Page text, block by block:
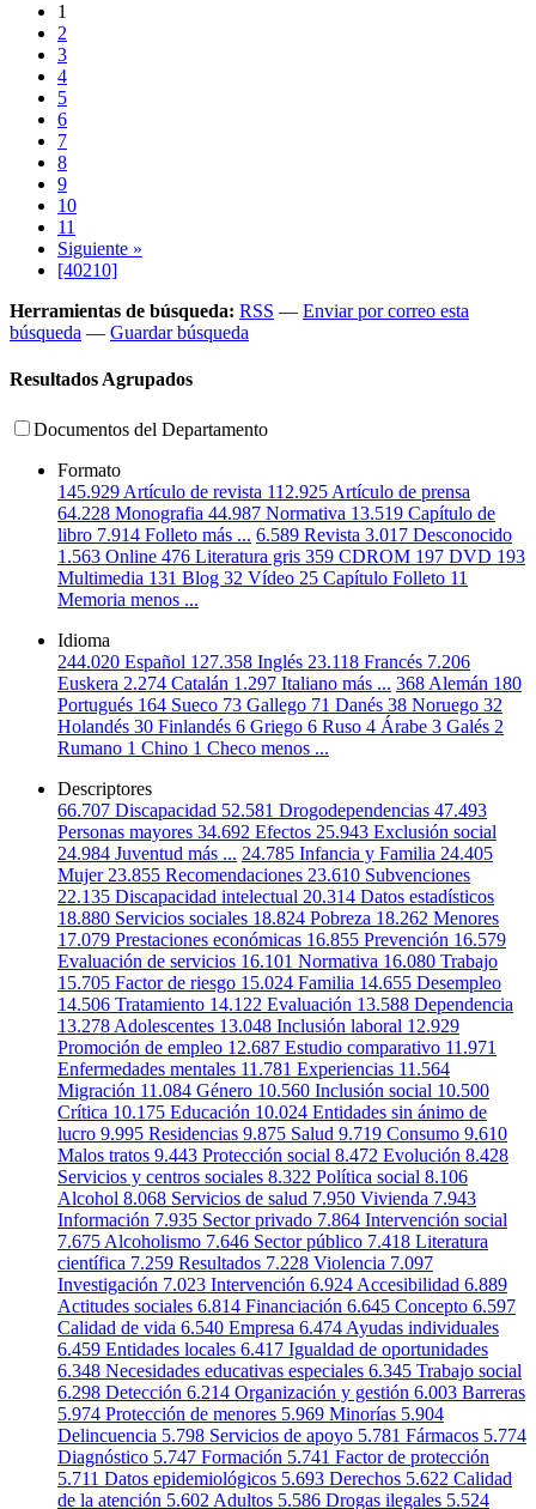
1
2
3
4
5
6
7
8
9
10
11
Siguiente »
[40210]
Herramientas de búsqueda: RSS — Enviar por correo esta
búsqueda — Guardar búsqueda
Resultados Agrupados
Documentos del Departamento
Formato
145.929 Artículo de revista 112.925 Artículo de prensa
64.228 Monografia 44.987 Normativa 13.519 Capítulo de
libro 7.914 Folleto más ... 6.589 Revista 3.017 Desconocido
1.563 Online 476 Literatura gris 359 CDROM 197 DVD 193
Multimedia 131 Blog 32 Vídeo 25 Capítulo Folleto 11
Memoria menos ...
Idioma
244.020 Español 127.358 Inglés 23.118 Francés 7.206
Euskera 2.274 Catalán 1.297 Italiano más ... 368 Alemán 180
Portugués 164 Sueco 73 Gallego 71 Danés 38 Noruego 32
Holandés 30 Finlandés 6 Griego 6 Ruso 4 Árabe 3 Galés 2
Rumano 1 Chino 1 Checo menos ...
Descriptores
66.707 Discapacidad 52.581 Drogodependencias 47.493
Personas mayores 34.692 Efectos 25.943 Exclusión social
24.984 Juventud más ... 24.785 Infancia y Familia 24.405
Mujer 23.855 Recomendaciones 23.610 Subvenciones
22.135 Discapacidad intelectual 20.314 Datos estadísticos
18.880 Servicios sociales 18.824 Pobreza 18.262 Menores
17.079 Prestaciones económicas 16.855 Prevención 16.579
Evaluación de servicios 16.101 Normativa 16.080 Trabajo
15.705 Factor de riesgo 15.024 Familia 14.655 Desempleo
14.506 Tratamiento 14.122 Evaluación 13.588 Dependencia
13.278 Adolescentes 13.048 Inclusión laboral 12.929
Promoción de empleo 12.687 Estudio comparativo 11.971
Enfermedades mentales 11.781 Experiencias 11.564
Migración 11.084 Género 10.560 Inclusión social 10.500
Crítica 10.175 Educación 10.024 Entidades sin ánimo de
lucro 9.995 Residencias 9.875 Salud 9.719 Consumo 9.610
Malos tratos 9.443 Protección social 8.472 Evolución 8.428
Servicios y centros sociales 8.322 Política social 8.106
Alcohol 8.068 Servicios de salud 7.950 Vivienda 7.943
Información 7.935 Sector privado 7.864 Intervención social
7.675 Alcoholismo 7.646 Sector público 7.418 Literatura
científica 7.259 Resultados 7.228 Violencia 7.097
Investigación 7.023 Intervención 6.924 Accesibilidad 6.889
Actitudes sociales 6.814 Financiación 6.645 Concepto 6.597
Calidad de vida 6.540 Empresa 6.474 Ayudas individuales
6.459 Entidades locales 6.417 Igualdad de oportunidades
6.348 Necesidades educativas especiales 6.345 Trabajo social
6.298 Detección 6.214 Organización y gestión 6.003 Barreras
5.974 Protección de menores 5.969 Minorías 5.904
Delincuencia 5.798 Servicios de apoyo 5.781 Fármacos 5.774
Diagnóstico 5.747 Formación 5.741 Factor de protección
5.711 Datos epidemiológicos 5.693 Derechos 5.622 Calidad
de la atención 5.602 Adultos 5.586 Drogas ilegales 5.524